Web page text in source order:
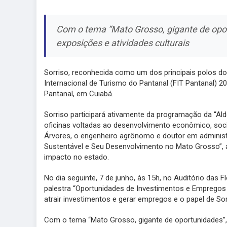
Com o tema “Mato Grosso, gigante de
exposições e atividades culturais
Sorriso, reconhecida como um dos principais polos
Internacional de Turismo do Pantanal (FIT Pantanal)
Pantanal, em Cuiabá.
Sorriso participará ativamente da programação da
oficinas voltadas ao desenvolvimento econômico,
Árvores, o engenheiro agrônomo e doutor em
Sustentável e Seu Desenvolvimento no Mato
impacto no estado.
No dia seguinte, 7 de junho, às 15h, no Auditório das
palestra “Oportunidades de Investimentos e
atrair investimentos e gerar empregos e o papel de
Com o tema “Mato Grosso, gigante de